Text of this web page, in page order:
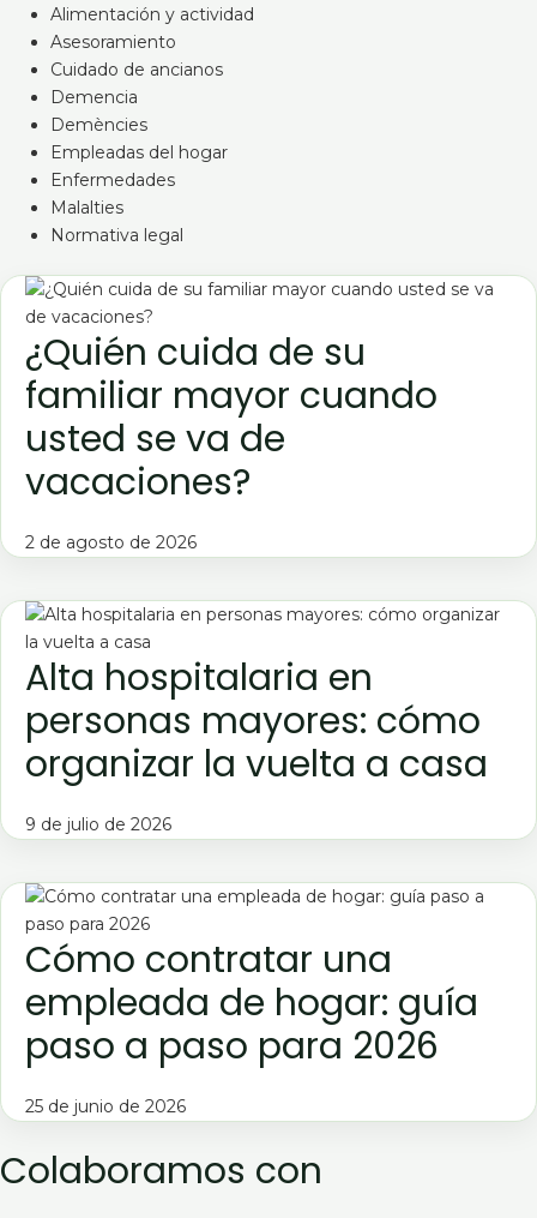
Alimentación y actividad
Asesoramiento
Cuidado de ancianos
Demencia
Demències
Empleadas del hogar
Enfermedades
Malalties
Normativa legal
¿Quién cuida de su
familiar mayor cuando
usted se va de
vacaciones?
2 de agosto de 2026
Alta hospitalaria en
personas mayores: cómo
organizar la vuelta a casa
9 de julio de 2026
Cómo contratar una
empleada de hogar: guía
paso a paso para 2026
25 de junio de 2026
Colaboramos con